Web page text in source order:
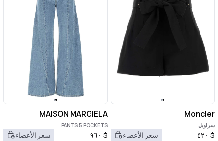
Moncler
سراويل
$ ٥٢٠ سعر الأعضاء
MAISON MARGIELA
PANTS 5 POCKETS
$ ٩٦٠ سعر الأعضاء